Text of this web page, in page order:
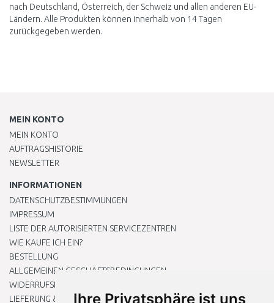
Ihre Privatsphäre ist uns
nach Deutschland, Österreich, der Schweiz und allen anderen EU-
Ländern. Alle Produkten können innerhalb von 14 Tagen
zurückgegeben werden.
MEIN KONTO
MEIN KONTO
AUFTRAGSHISTORIE
NEWSLETTER
INFORMATIONEN
DATENSCHUTZBESTIMMUNGEN
IMPRESSUM
LISTE DER AUTORISIERTEN SERVICEZENTREN
WIE KAUFE ICH EIN?
BESTELLUNG
ALLGEMEINEN GESCHÄFTSBEDINGUNGEN
WIDERRUFSRECHT
LIEFERUNG & ZAHLUNG